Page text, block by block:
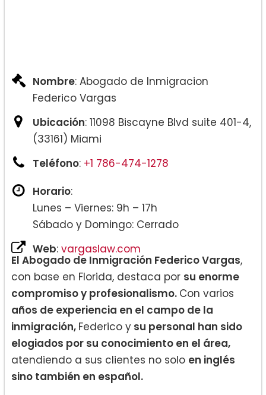
Nombre: Abogado de Inmigracion
Federico Vargas
Ubicación: 11098 Biscayne Blvd suite 401-4,
(33161) Miami
Teléfono: +1 786-474-1278
Horario:
Lunes – Viernes: 9h – 17h
Sábado y Domingo: Cerrado
Web: vargaslaw.com
El Abogado de Inmigración Federico Vargas,
con base en Florida, destaca por su enorme
compromiso y profesionalismo. Con varios
años de experiencia en el campo de la
inmigración, Federico y su personal han sido
elogiados por su conocimiento en el área,
atendiendo a sus clientes no solo en inglés
sino también en español.